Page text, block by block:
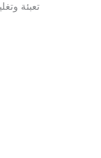
تعبئة